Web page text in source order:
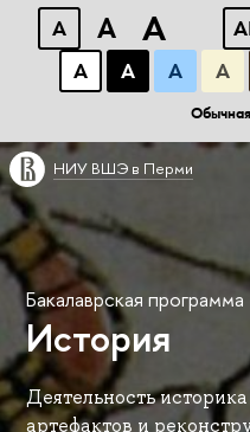
A A A
А
А А А
Обычная
НИУ ВШЭ в Перми
Бакалаврская программа
История
Деятельность
артефактов и